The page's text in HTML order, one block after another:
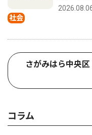
社会
さがみはら中央
コラム